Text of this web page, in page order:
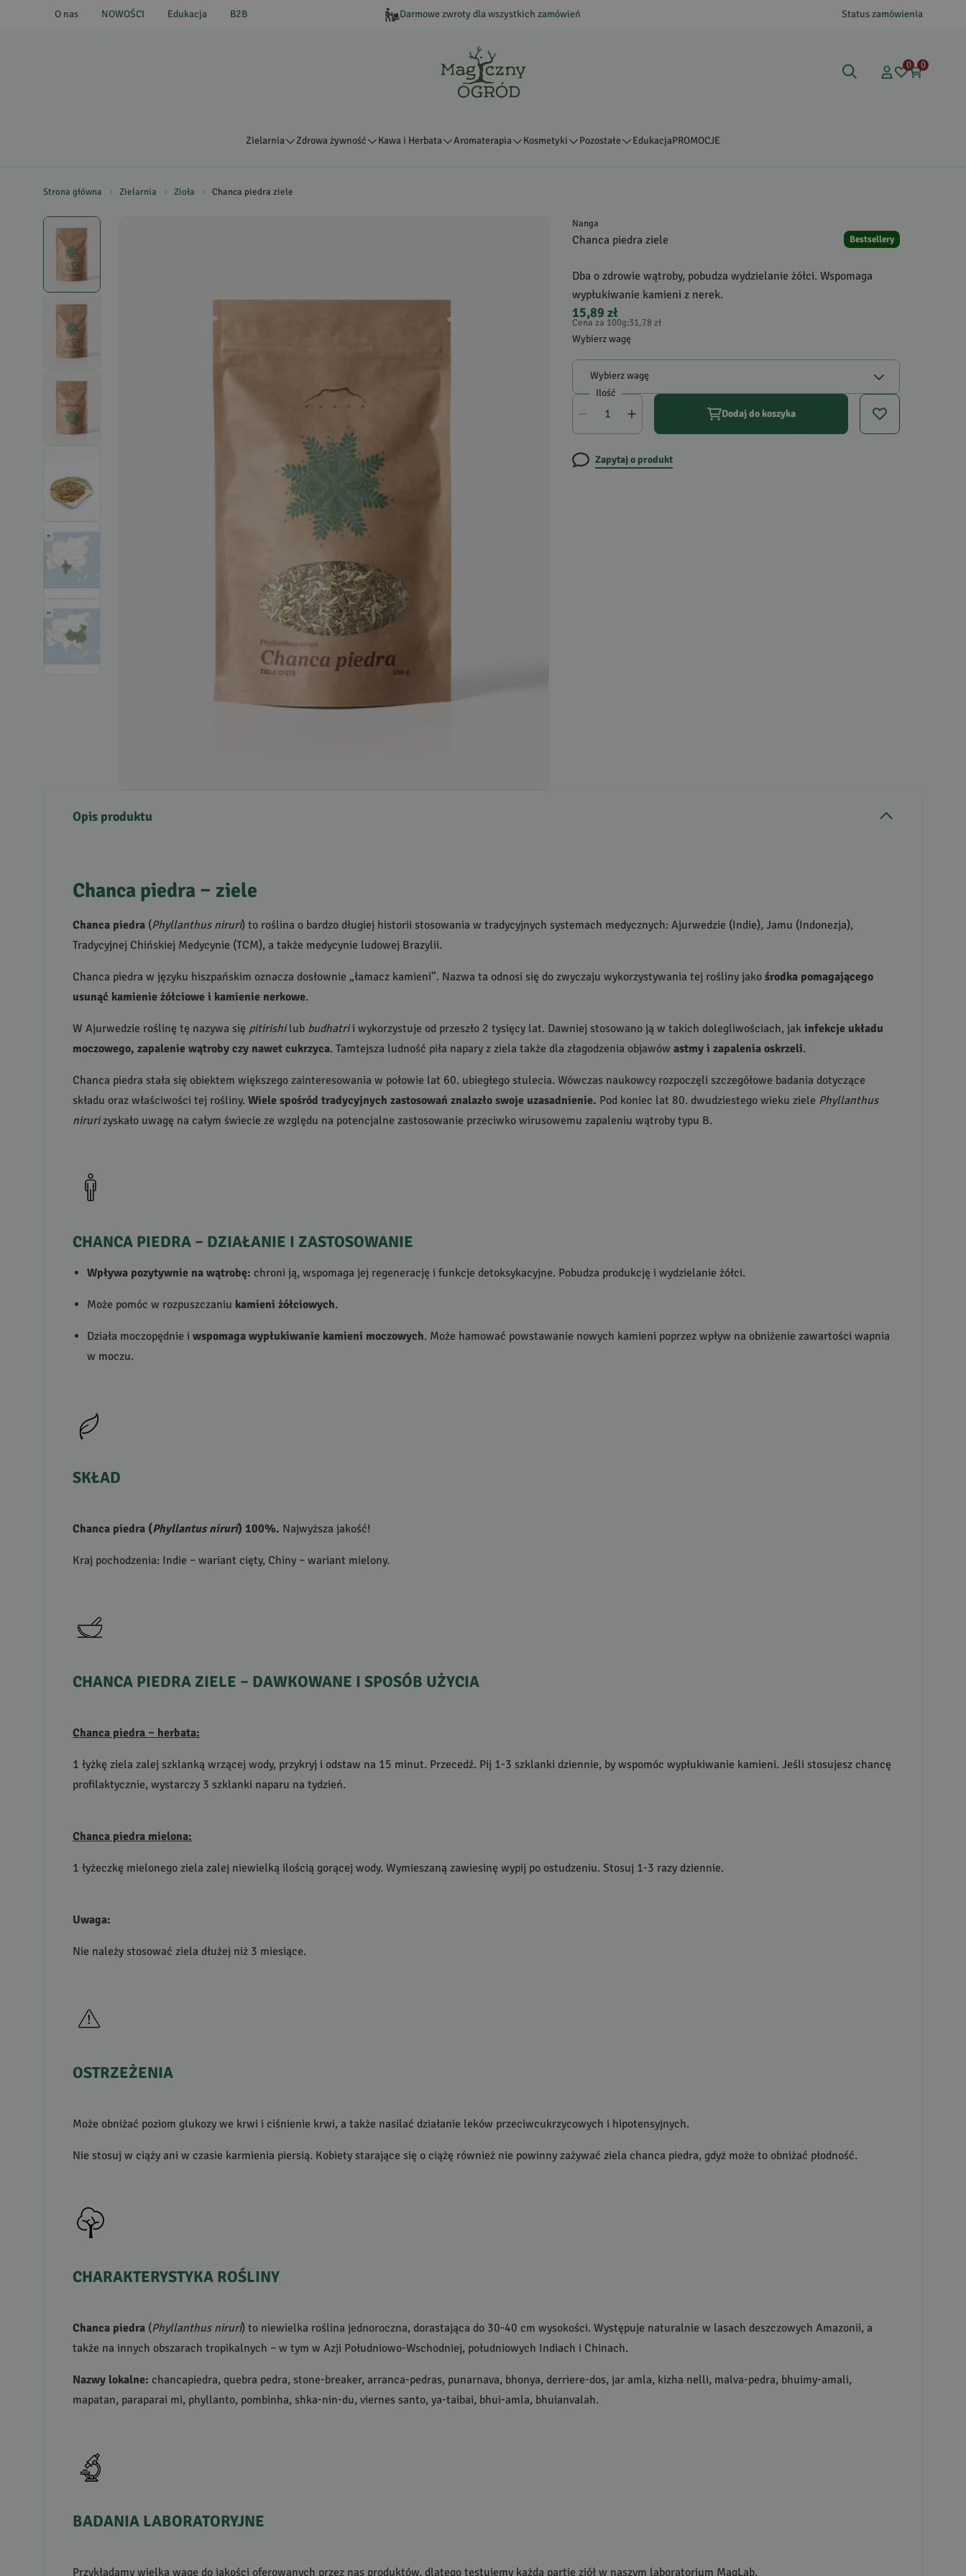
O nas NOWOŚCI Edukacja B2B Darmowe zwroty dla wszystkich zamówień Status zamówienia
0 0
Zielarnia Zdrowa żywność Kawa i Herbata Aromaterapia Kosmetyki Pozostałe EdukacjaPROMOCJE
Strona główna Zielarnia Zioła Chanca piedra ziele
Nanga
Chanca piedra ziele Bestsellery
Dba o zdrowie wątroby, pobudza wydzielanie żółci. Wspomaga
wypłukiwanie kamieni z nerek.
15,89 zł
Cena za 100g:31,78 zł
Wybierz wagę
Wybierz wagę
Ilość
Dodaj do koszyka
Zapytaj o produkt
Opis produktu
Chanca piedra – ziele
Chanca piedra (Phyllanthus niruri) to roślina o bardzo długiej historii stosowania w tradycyjnych systemach medycznych: Ajurwedzie (Indie), Jamu (Indonezja),
Tradycyjnej Chińskiej Medycynie (TCM), a także medycynie ludowej Brazylii.
Chanca piedra w języku hiszpańskim oznacza dosłownie „łamacz kamieni”. Nazwa ta odnosi się do zwyczaju wykorzystywania tej rośliny jako środka pomagającego
usunąć kamienie żółciowe i kamienie nerkowe.
W Ajurwedzie roślinę tę nazywa się pitirishilub budhatrii wykorzystuje od przeszło 2 tysięcy lat. Dawniej stosowano ją w takich dolegliwościach, jak infekcje układu
moczowego, zapalenie wątroby czy nawet cukrzyca. Tamtejsza ludność piła napary z ziela także dla złagodzenia objawów astmy i zapalenia oskrzeli.
Chanca piedra stała się obiektem większego zainteresowania w połowie lat 60. ubiegłego stulecia. Wówczas naukowcy rozpoczęli szczegółowe badania dotyczące
składu oraz właściwości tej rośliny. Wiele spośród tradycyjnych zastosowań znalazło swoje uzasadnienie. Pod koniec lat 80. dwudziestego wieku ziele Phyllanthus
nirurizyskało uwagę na całym świecie ze względu na potencjalne zastosowanie przeciwko wirusowemu zapaleniu wątroby typu B.
CHANCA PIEDRA – DZIAŁANIE I ZASTOSOWANIE
Wpływa pozytywnie na wątrobę: chroni ją, wspomaga jej regenerację i funkcje detoksykacyjne. Pobudza produkcję i wydzielanie żółci.
Może pomóc w rozpuszczaniu kamieni żółciowych.
Działa moczopędnie i wspomaga wypłukiwanie kamieni moczowych. Może hamować powstawanie nowych kamieni poprzez wpływ na obniżenie zawartości wapnia
w moczu.
SKŁAD
Chanca piedra (Phyllantus niruri) 100%. Najwyższa jakość!
Kraj pochodzenia: Indie – wariant cięty, Chiny – wariant mielony.
CHANCA PIEDRA ZIELE – DAWKOWANE I SPOSÓB UŻYCIA
Chanca piedra – herbata:
1 łyżkę ziela zalej szklanką wrzącej wody, przykryj i odstaw na 15 minut. Przecedź. Pij 1-3 szklanki dziennie, by wspomóc wypłukiwanie kamieni. Jeśli stosujesz chancę
profilaktycznie, wystarczy 3 szklanki naparu na tydzień.
Chanca piedra mielona:
1 łyżeczkę mielonego ziela zalej niewielką ilością gorącej wody. Wymieszaną zawiesinę wypij po ostudzeniu. Stosuj 1-3 razy dziennie.
Uwaga:
Nie należy stosować ziela dłużej niż 3 miesiące.
OSTRZEŻENIA
Może obniżać poziom glukozy we krwi i ciśnienie krwi, a także nasilać działanie leków przeciwcukrzycowych i hipotensyjnych.
Nie stosuj w ciąży ani w czasie karmienia piersią. Kobiety starające się o ciążę również nie powinny zażywać ziela chanca piedra, gdyż może to obniżać płodność.
CHARAKTERYSTYKA ROŚLINY
Chanca piedra (Phyllanthus niruri) to niewielka roślina jednoroczna, dorastająca do 30-40 cm wysokości. Występuje naturalnie w lasach deszczowych Amazonii, a
także na innych obszarach tropikalnych – w tym w Azji Południowo-Wschodniej, południowych Indiach i Chinach.
Nazwy lokalne: chancapiedra, quebra pedra, stone-breaker, arranca-pedras, punarnava, bhonya, derriere-dos, jar amla, kizha nelli, malva-pedra, bhuimy-amali,
mapatan, paraparai mi, phyllanto, pombinha, shka-nin-du, viernes santo, ya-taibai, bhui-amla, bhuianvalah.
BADANIA LABORATORYJNE
Przykładamy wielką wagę do jakości oferowanych przez nas produktów, dlatego testujemy każdą partię ziół w naszym laboratorium MagLab.